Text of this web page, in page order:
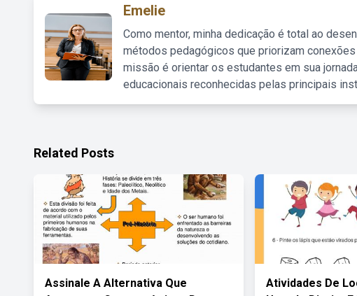
Emelie
Como mentor, minha dedicação é total ao
métodos pedagógicos que priorizam
missão é orientar os estudantes em sua
educacionais reconhecidas pelas principais
Related Posts
Assinale A Alternativa Que
Atividades De